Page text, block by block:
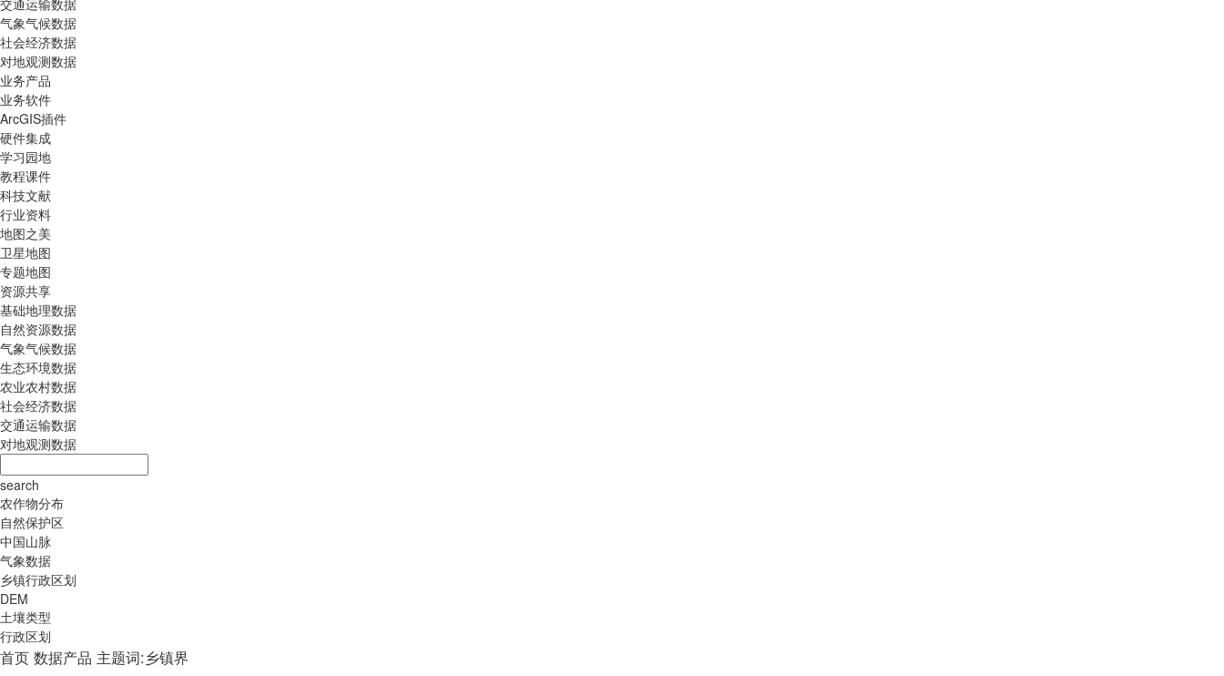
气象气候数据
社会经济数据
对地观测数据
业务产品
业务软件
ArcGIS插件
硬件集成
学习园地
教程课件
科技文献
行业资料
地图之美
卫星地图
专题地图
资源共享
基础地理数据
自然资源数据
气象气候数据
生态环境数据
农业农村数据
社会经济数据
交通运输数据
对地观测数据
search
农作物分布
自然保护区
中国山脉
气象数据
乡镇行政区划
DEM
土壤类型
行政区划
首页 数据产品 主题词:乡镇界